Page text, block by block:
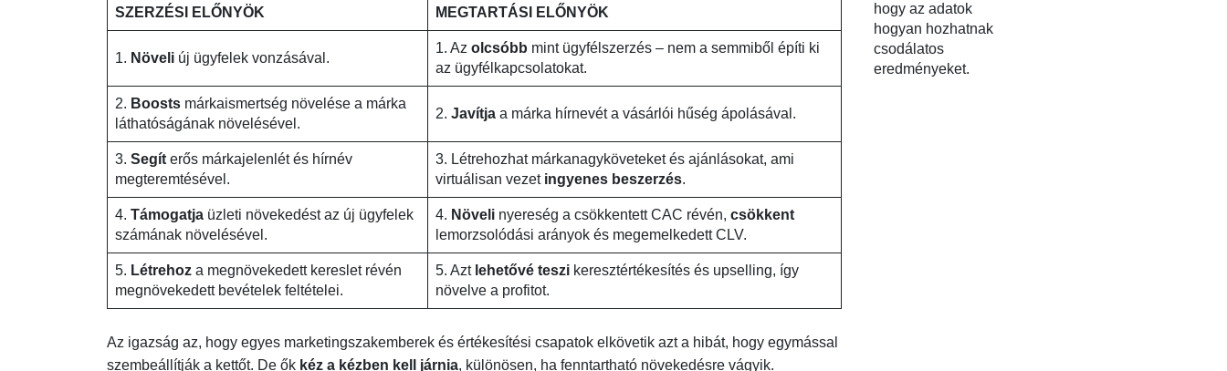
SZERZÉSI ELŐNYÖK MEGTARTÁSI ELŐNYÖK
1. Növeli új ügyfelek vonzásával.
1. Az olcsóbb mint ügyfélszerzés – nem a semmiből építi ki
az ügyfélkapcsolatokat.
2. Boosts márkaismertség növelése a márka
láthatóságának növelésével.
2. Javítja a márka hírnevét a vásárlói hűség ápolásával.
3. Segít erős márkajelenlét és hírnév
megteremtésével.
3. Létrehozhat márkanagyköveteket és ajánlásokat, ami
virtuálisan vezet ingyenes beszerzés.
4. Támogatja üzleti növekedést az új ügyfelek
számának növelésével.
4. Növeli nyereség a csökkentett CAC révén, csökkent
lemorzsolódási arányok és megemelkedett CLV.
5. Létrehoz a megnövekedett kereslet révén
megnövekedett bevételek feltételei.
5. Azt lehetővé teszi keresztértékesítés és upselling, így
növelve a profitot.
Az igazság az, hogy egyes marketingszakemberek és értékesítési csapatok elkövetik azt a hibát, hogy egymással
szembeállítják a kettőt. De ők kéz a kézben kell járnia, különösen, ha fenntartható növekedésre vágyik.
hogy az adatok
hogyan hozhatnak
csodálatos
eredményeket.